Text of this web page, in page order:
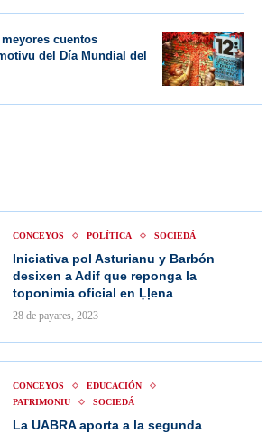
cuentos
del Día Mundial del
CONCEYOS POLÍTICA SOCIEDÁ
Iniciativa pol Asturianu y Barbón
desixen a Adif que reponga la
toponimia oficial en Ḷḷena
28 de payares, 2023
CONCEYOS
EDUCACIÓN
PATRIMONIU
SOCIEDÁ
La UABRA aporta a la segunda